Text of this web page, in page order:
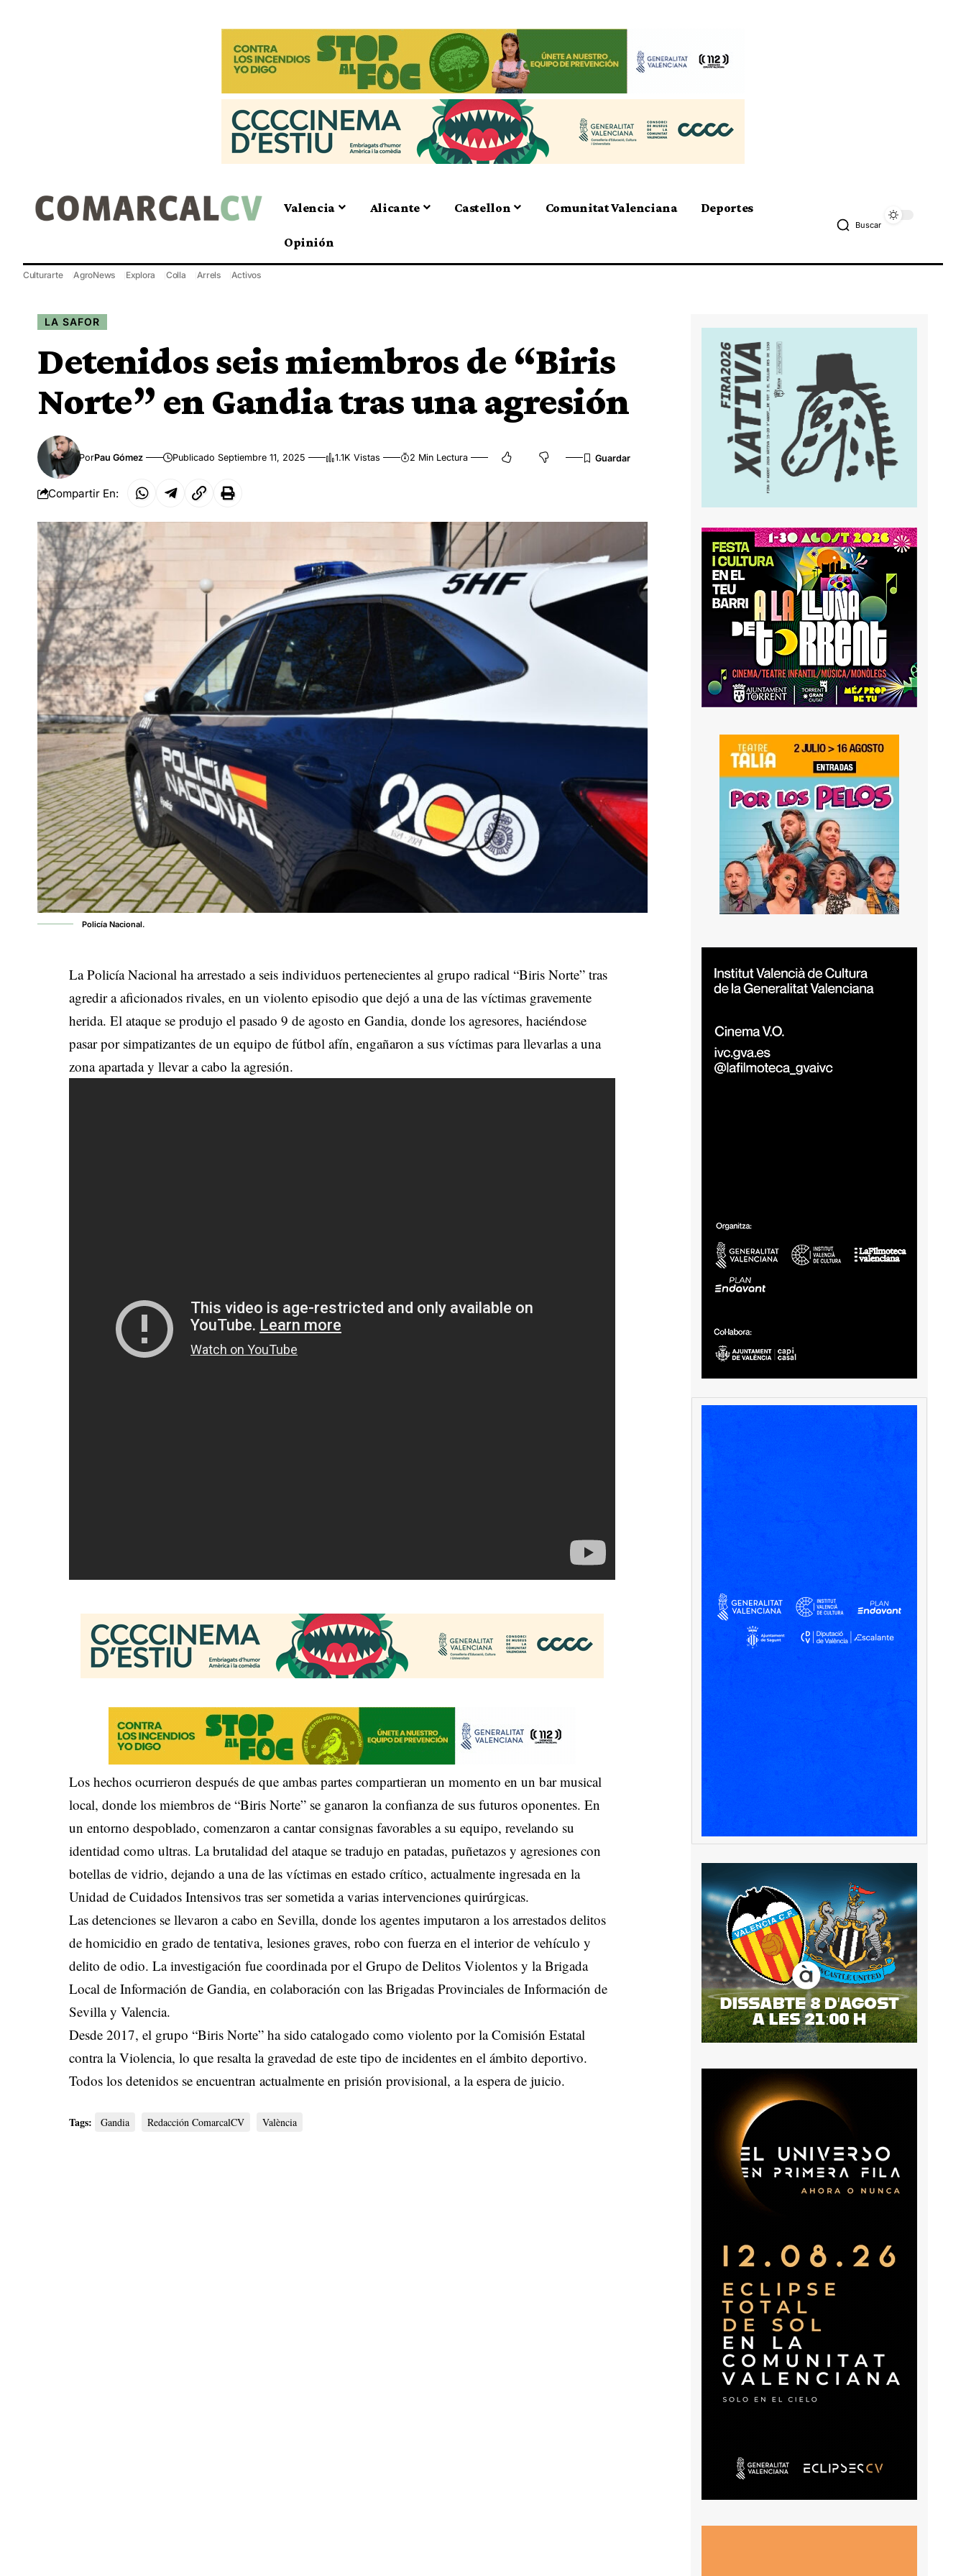
Valencia Alicante Castellon Comunitat Valenciana Deportes
Opinión
Buscar
Culturarte AgroNews Explora Colla Arrels Activos
LA SAFOR
Detenidos seis miembros de “Biris
Norte” en Gandia tras una agresión
PorPau Gómez Publicado Septiembre 11, 2025 1.1K Vistas 2 Min Lectura
Compartir En:
Policía Nacional.
La Policía Nacional ha arrestado a seis individuos pertenecientes al grupo radical “Biris Norte” tras
agredir a aficionados rivales, en un violento episodio que dejó a una de las víctimas gravemente
herida. El ataque se produjo el pasado 9 de agosto en Gandia, donde los agresores, haciéndose
pasar por simpatizantes de un equipo de fútbol afín, engañaron a sus víctimas para llevarlas a una
zona apartada y llevar a cabo la agresión.
Los hechos ocurrieron después de que ambas partes compartieran un momento en un bar musical
local, donde los miembros de “Biris Norte” se ganaron la confianza de sus futuros oponentes. En
un entorno despoblado, comenzaron a cantar consignas favorables a su equipo, revelando su
identidad como ultras. La brutalidad del ataque se tradujo en patadas, puñetazos y agresiones con
botellas de vidrio, dejando a una de las víctimas en estado crítico, actualmente ingresada en la
Unidad de Cuidados Intensivos tras ser sometida a varias intervenciones quirúrgicas.
Las detenciones se llevaron a cabo en Sevilla, donde los agentes imputaron a los arrestados delitos
de homicidio en grado de tentativa, lesiones graves, robo con fuerza en el interior de vehículo y
delito de odio. La investigación fue coordinada por el Grupo de Delitos Violentos y la Brigada
Local de Información de Gandia, en colaboración con las Brigadas Provinciales de Información de
Sevilla y Valencia.
Desde 2017, el grupo “Biris Norte” ha sido catalogado como violento por la Comisión Estatal
contra la Violencia, lo que resalta la gravedad de este tipo de incidentes en el ámbito deportivo.
Todos los detenidos se encuentran actualmente en prisión provisional, a la espera de juicio.
Tags: Gandia Redacción ComarcalCV València